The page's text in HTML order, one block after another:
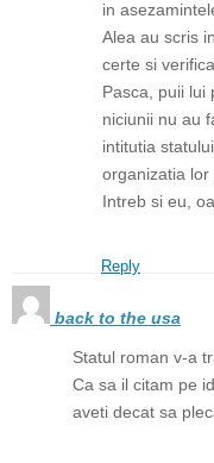
in
Alea au scris
certe si
Pasca, puii lui
niciunii nu au
intitutia
organizatia
Intreb si eu,
Reply
back to the usa
Statul roman v-a
Ca sa il citam pe
aveti decat sa